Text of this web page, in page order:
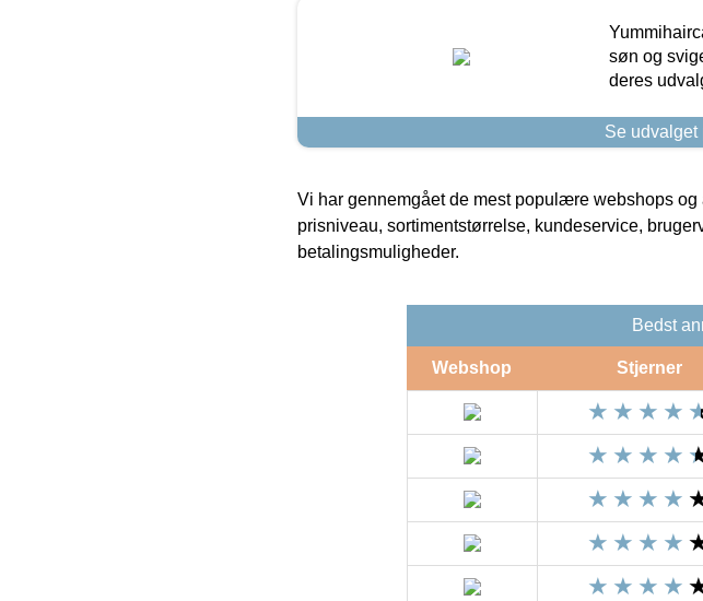
søn og
deres
Se udvalget
Vi har gennemgået de mest populære webshops
prisniveau, sortimentstørrelse, kundeservice,
betalingsmuligheder.
Bedst
Webshop Stjerner